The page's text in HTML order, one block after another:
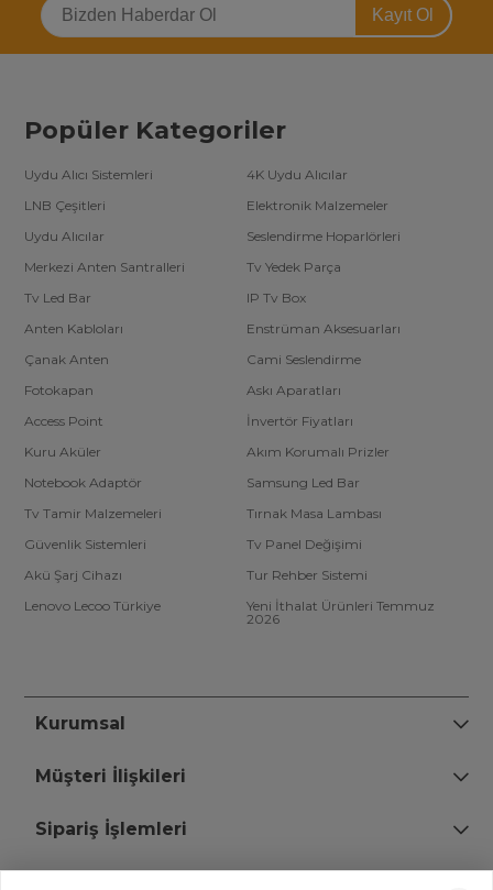
Kayıt Ol
Popüler Kategoriler
Uydu Alıcı Sistemleri
4K Uydu Alıcılar
LNB Çeşitleri
Elektronik Malzemeler
Uydu Alıcılar
Seslendirme Hoparlörleri
Merkezi Anten Santralleri
Tv Yedek Parça
Tv Led Bar
IP Tv Box
Anten Kabloları
Enstrüman Aksesuarları
Çanak Anten
Cami Seslendirme
Fotokapan
Askı Aparatları
Access Point
İnvertör Fiyatları
Kuru Aküler
Akım Korumalı Prizler
Notebook Adaptör
Samsung Led Bar
Tv Tamir Malzemeleri
Tırnak Masa Lambası
Güvenlik Sistemleri
Tv Panel Değişimi
Akü Şarj Cihazı
Tur Rehber Sistemi
Lenovo Lecoo Türkiye
Yeni İthalat Ürünleri Temmuz
2026
Kurumsal
Müşteri İlişkileri
Sipariş İşlemleri